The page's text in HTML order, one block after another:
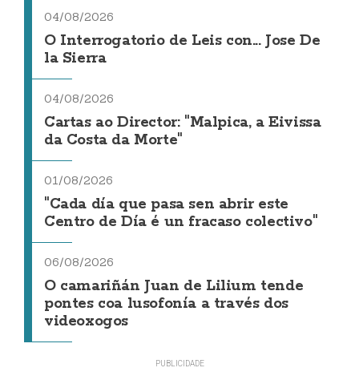
04/08/2026
O Interrogatorio de Leis con... Jose De
la Sierra
04/08/2026
Cartas ao Director: "Malpica, a Eivissa
da Costa da Morte"
01/08/2026
"Cada día que pasa sen abrir este
Centro de Día é un fracaso colectivo"
06/08/2026
O camariñán Juan de Lilium tende
pontes coa lusofonía a través dos
videoxogos